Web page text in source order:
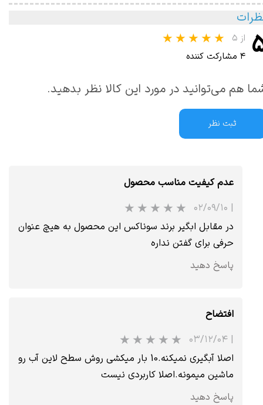
از ۵
۴ مشارکت کننده
هم می‌توانید در مورد این کالا نظر بدهید.
ثبت نظر
عدم کیفیت مناسب محصول
| ۰۲/۰۹/۱۰
در مقابل ابگیر برند سوناکس این محصول به هیچ عنوان
حرفی برای گفتن نداره
پاسخ دهید
افتضاح
| ۰۳/۱۲/۰۴
اصلا آبگیری نمیکنه.10 بار میکشی روش سطح لاین آب رو
ماشین میمونه.اصلا کاربردی نیست
پاسخ دهید